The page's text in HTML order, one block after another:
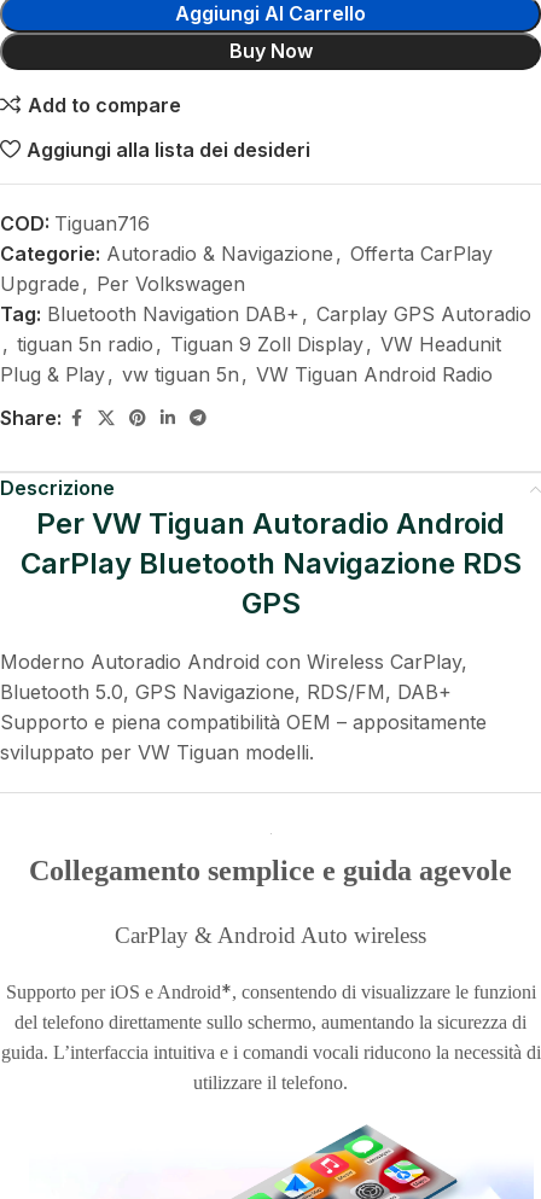
Aggiungi Al Carrello
Buy Now
Add to compare
Aggiungi alla lista dei desideri
COD: Tiguan716
Categorie: Autoradio & Navigazione , Offerta CarPlay
Upgrade , Per Volkswagen
Tag: Bluetooth Navigation DAB+ , Carplay GPS Autoradio
, tiguan 5n radio , Tiguan 9 Zoll Display, VW Headunit
Plug & Play, vw tiguan 5n , VW Tiguan Android Radio
Share:
Descrizione
Per VW Tiguan Autoradio Android
CarPlay Bluetooth Navigazione RDS
GPS
Moderno Autoradio Android con Wireless CarPlay,
Bluetooth 5.0, GPS Navigazione, RDS/FM, DAB+
Supporto e piena compatibilità OEM – appositamente
sviluppato per VW Tiguan modelli.
Collegamento semplice e guida agevole
CarPlay & Android Auto wireless
, consentendo di visualizzare le funzioni